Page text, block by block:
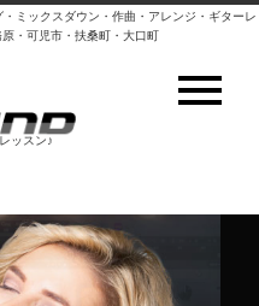
ミックスダウン・作曲・アレンジ・ギターレ
・可児市・扶桑町・大口町
ッスン♪